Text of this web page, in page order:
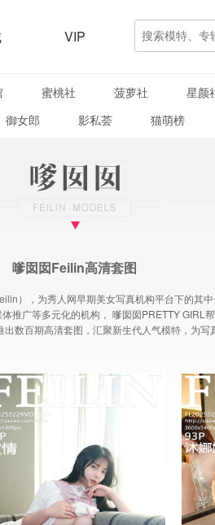
VIP
蜜桃社 菠萝社 星颜
御女郎 影私荟 猫萌榜
嗲囡囡Feilin高清套图
），为秀人网早期美女写真机构平台下的其
推广等多元化的机构， 嗲囡囡PRETTY GIRL
数百期高清套图，汇聚新生代人气模特，为写